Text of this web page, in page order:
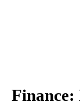
Finance: